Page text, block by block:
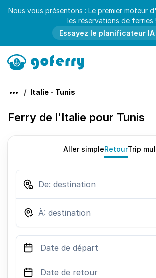
Nous vous présentons : Le premier moteur
les réservations de ferries !
Essayez le planificateur IA
Italie - Tunis
Ferry de l'Italie pour Tunis
Aller simpleRetourTrip